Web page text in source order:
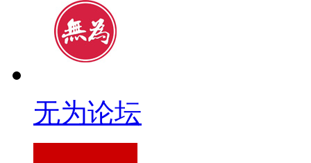
无为论坛